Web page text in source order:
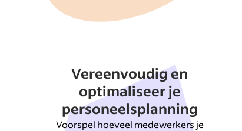
Vereenvoudig en
optimaliseer je
personeelsplanning
Voorspel hoeveel medewerkers je